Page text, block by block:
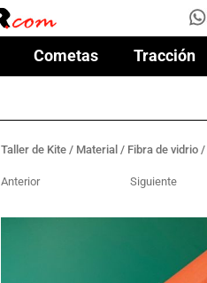
Cometas Tracción
Cometas Tracción
Taller de Kite / Material / Fibra de vidrio /
Anterior Siguiente